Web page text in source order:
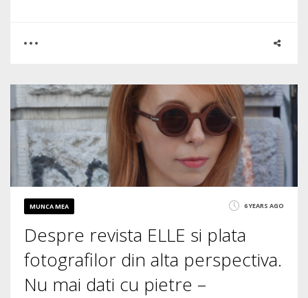
0
4683
MUNCA MEA 6 YEARS AGO
Despre revista ELLE si plata
fotografilor din alta perspectiva.
Nu mai dati cu pietre –